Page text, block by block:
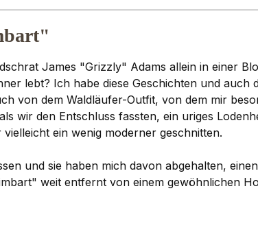
James "Grizzly" Adams allein in einer
lebt? Ich habe diese Geschichten und auch
von dem Waldläufer-Outfit, von dem mir
wir den Entschluss fassten, ein uriges
ein wenig moderner geschnitten.
und sie haben mich davon abgehalten,
weit entfernt von einem gewöhnlichen